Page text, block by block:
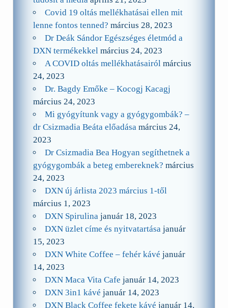
Covid 19 oltás mellékhatásai ellen mit
lenne fontos tenned? március 28, 2023
Dr Deák Sándor Egészséges életmód a
DXN termékekkel március 24, 2023
A COVID oltás mellékhatásairól március
24, 2023
Dr. Bagdy Emőke – Kocogj Kacagj
március 24, 2023
Mi gyógyítunk vagy a gyógygombák? –
dr Csizmadia Beáta előadása március 24,
2023
Dr Csizmadia Bea Hogyan segíthetnek a
gyógygombák a beteg embereknek? március
24, 2023
DXN új árlista 2023 március 1-től
március 1, 2023
DXN Spirulina január 18, 2023
DXN üzlet címe és nyitvatartása január
15, 2023
DXN White Coffee – fehér kávé január
14, 2023
DXN Maca Vita Cafe január 14, 2023
DXN 3in1 kávé január 14, 2023
DXN Black Coffee fekete kávé január 14,